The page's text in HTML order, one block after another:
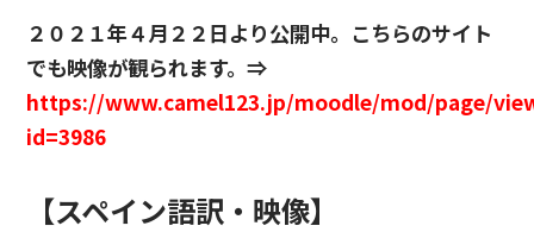
２０２１年４月２２日より公開中。こちらのサイト
でも映像が観られます。⇒
https://www.camel123.jp/moodle/mod/page/
id=3986
【スペイン語訳・映像】